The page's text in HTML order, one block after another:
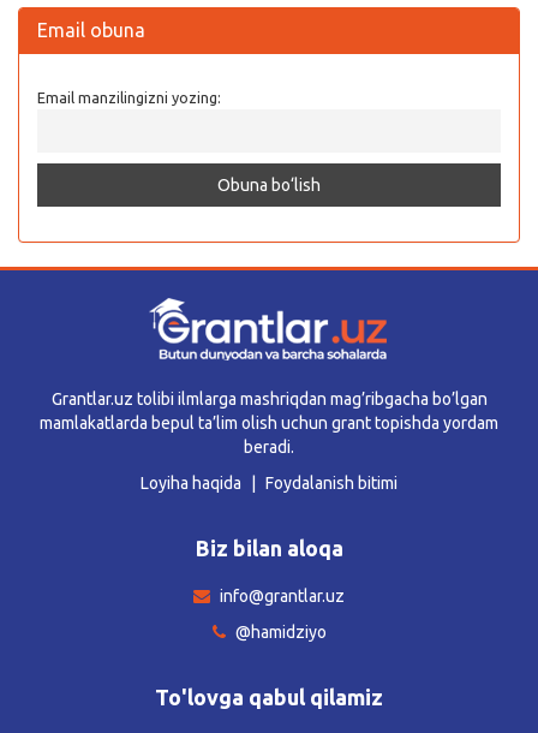
Email obuna
Email manzilingizni yozing:
Grantlar.uz tolibi ilmlarga mashriqdan mag’ribgacha bo’lgan
mamlakatlarda bepul ta’lim olish uchun grant topishda yordam
beradi.
Loyiha haqida
Foydalanish bitimi
Biz bilan aloqa
info@grantlar.uz
@hamidziyo
To'lovga qabul qilamiz